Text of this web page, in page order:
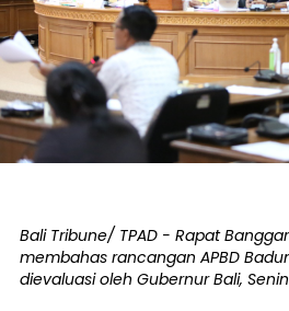
Bali Tribune/ TPAD - Rapat
membahas rancangan APBD
dievaluasi oleh Gubernur Bali,